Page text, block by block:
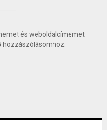
és weboldalcímemet
hozzászólásomhoz.